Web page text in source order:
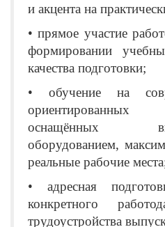
и акцента на
• прямое участие
формировании
качества подготовки;
• обучение на
ориентированных
оснащённых
оборудованием,
реальные рабочие
• адресная
конкретного
трудоустройства